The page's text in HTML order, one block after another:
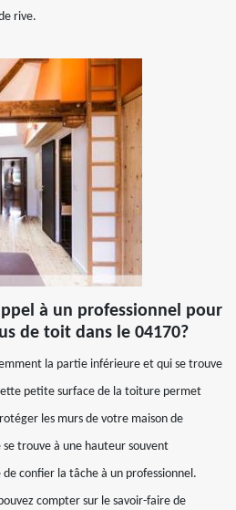
rive.
à un professionnel pour
de toit dans le 04170?
la partie inférieure et qui se trouve
petite surface de la toiture permet
les murs de votre maison de
trouve à une hauteur souvent
confier la tâche à un professionnel.
compter sur le savoir-faire de